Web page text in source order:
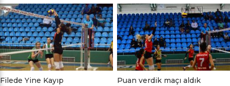
oynamaya hak kazanan takımlar
belirlendi. İlk oynanan yarı final
maçında Atletik Trakya takımını 25-
17, 25-7 ve 25-20’lik setlerle 3-0
mağlup eden Keşan Yıldızı takımı
finale adını ilk yazdıran takım oldu.
Oynanan ikinci maçta Avrupa
Yıldızları ile Kırcasalih […]
Temsilciliği olarak “Evinin Sultanları”
ismiyle Kadın Voleybol Turnuvası
organize ediliyor. 18 yaşını doldurmuş
tüm kadınların katılımına açık olan
turnuvaya katılım için takım
kaptanlarının sporcu listesini sağlık
raporlarıyla(sağlık ocağından
alınması yeterli) birlikte Gençlik Spor
İl […]
Filede Yine Kayıp Puan verdik maçı aldık